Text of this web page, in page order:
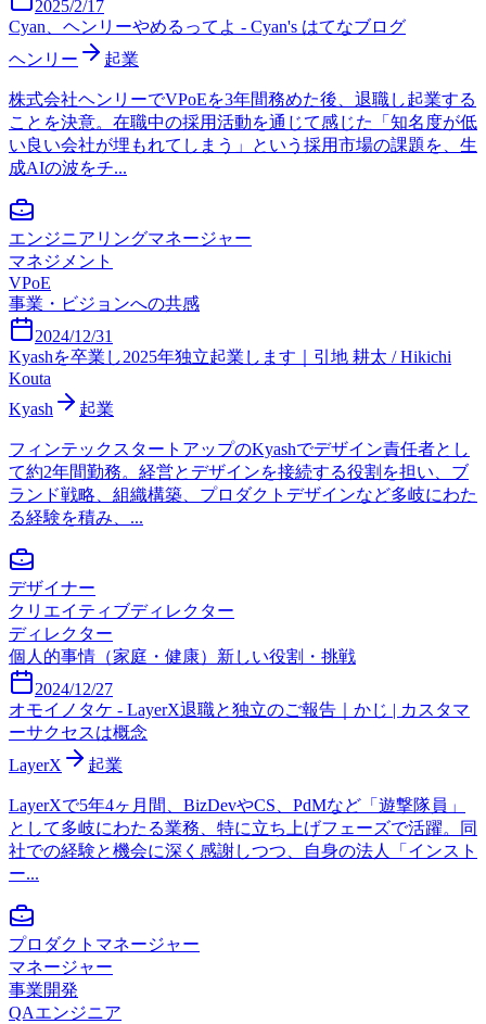
2025/2/17
Cyan、ヘンリーやめるってよ - Cyan's はてなブログ
ヘンリー
起業
株式会社ヘンリーでVPoEを3年間務めた後、退職し起業する
ことを決意。在職中の採用活動を通じて感じた「知名度が低
い良い会社が埋もれてしまう」という採用市場の課題を、生
成AIの波をチ...
エンジニアリングマネージャー
マネジメント
VPoE
事業・ビジョンへの共感
2024/12/31
Kyashを卒業し2025年独立起業します｜引地 耕太 / Hikichi
Kouta
Kyash
起業
フィンテックスタートアップのKyashでデザイン責任者とし
て約2年間勤務。経営とデザインを接続する役割を担い、ブ
ランド戦略、組織構築、プロダクトデザインなど多岐にわた
る経験を積み、...
デザイナー
クリエイティブディレクター
ディレクター
個人的事情（家庭・健康） 新しい役割・挑戦
2024/12/27
オモイノタケ - LayerX退職と独立のご報告｜かじ | カスタマ
ーサクセスは概念
LayerX
起業
LayerXで5年4ヶ月間、BizDevやCS、PdMなど「遊撃隊員」
として多岐にわたる業務、特に立ち上げフェーズで活躍。同
社での経験と機会に深く感謝しつつ、自身の法人「インスト
ー...
プロダクトマネージャー
マネージャー
事業開発
QAエンジニア